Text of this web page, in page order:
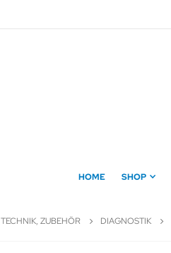
HOME SHOP
TECHNIK, ZUBEHÖR DIAGNOSTIK